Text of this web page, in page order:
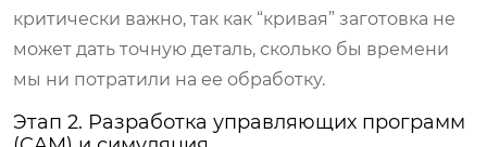
критически важно, так как “кривая” заготовка не
может дать точную деталь, сколько бы времени
мы ни потратили на ее обработку.
Этап 2. Разработка управляющих программ